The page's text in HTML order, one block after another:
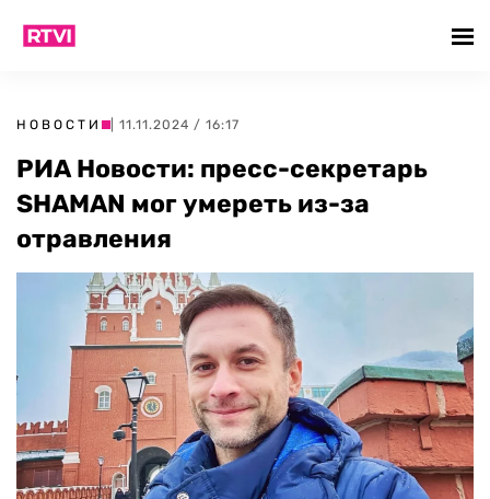
НОВОСТИ | 11.11.2024 / 16:17
РИА Новости: пресс-секретарь
SHAMAN мог умереть из-за
отравления